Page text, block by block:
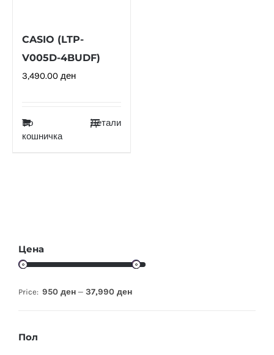
CASIO (LTP-
V005D-4BUDF)
3,490.00 ден
Во
кошничка
Детали
Цена
Price: 950 ден — 37,990 ден
Пол